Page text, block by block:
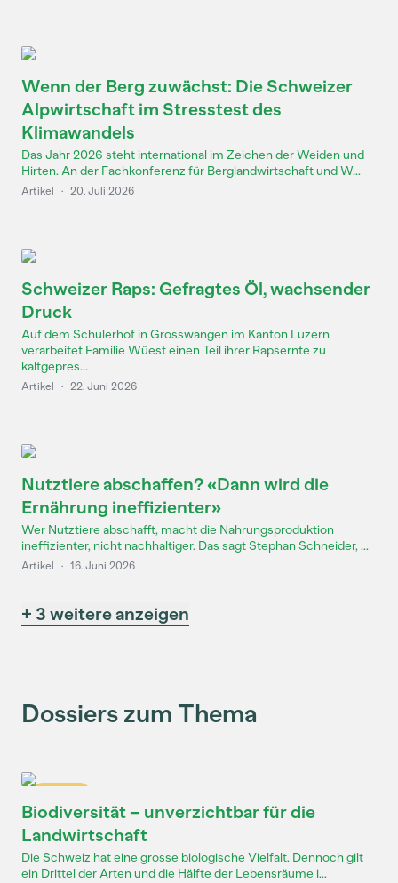
Wenn der Berg zuwächst: Die Schweizer
Alpwirtschaft im Stresstest des
Klimawandels
Das Jahr 2026 steht international im Zeichen der Weiden und
Hirten. An der Fachkonferenz für Berglandwirtschaft und W...
Artikel · 20. Juli 2026
Schweizer Raps: Gefragtes Öl, wachsender
Druck
Auf dem Schulerhof in Grosswangen im Kanton Luzern
verarbeitet Familie Wüest einen Teil ihrer Rapsernte zu
kaltgepres...
Artikel · 22. Juni 2026
Nutztiere abschaffen? «Dann wird die
Ernährung ineffizienter»
Wer Nutztiere abschafft, macht die Nahrungsproduktion
ineffizienter, nicht nachhaltiger. Das sagt Stephan Schneider, ...
Artikel · 16. Juni 2026
+ 3 weitere anzeigen
Dossiers zum Thema
Biodiversität – unverzichtbar für die
Landwirtschaft
Die Schweiz hat eine grosse biologische Vielfalt. Dennoch gilt
ein Drittel der Arten und die Hälfte der Lebensräume i...